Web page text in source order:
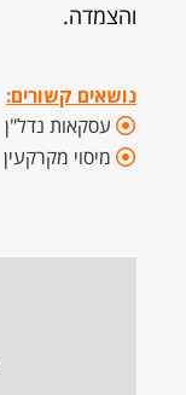
והצמדה.
נושאים קשורים:
עסקאות נדל"ן
מיסוי מקרקעין